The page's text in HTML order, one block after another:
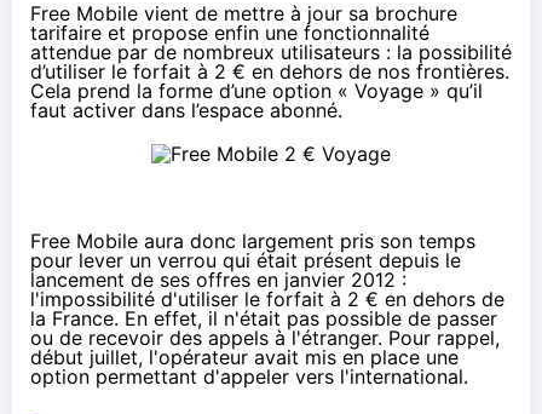
Free Mobile vient de mettre à jour sa brochure
tarifaire et propose enfin une fonctionnalité
attendue par de nombreux utilisateurs : la possibilité
d’utiliser le forfait à 2 € en dehors de nos frontières.
Cela prend la forme d’une option « Voyage » qu’il
faut activer dans l’espace abonné.
Free Mobile aura donc largement pris son temps
pour lever un verrou qui était présent depuis le
lancement de ses offres en janvier 2012 :
l'impossibilité d'utiliser le forfait à 2 € en dehors de
la France. En effet, il n'était pas possible de passer
ou de recevoir des appels à l'étranger. Pour rappel,
début juillet, l'opérateur avait mis en place une
option permettant d'appeler vers l'international.